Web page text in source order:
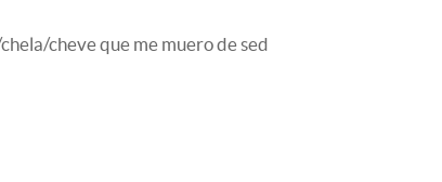
cheve que me muero de sed